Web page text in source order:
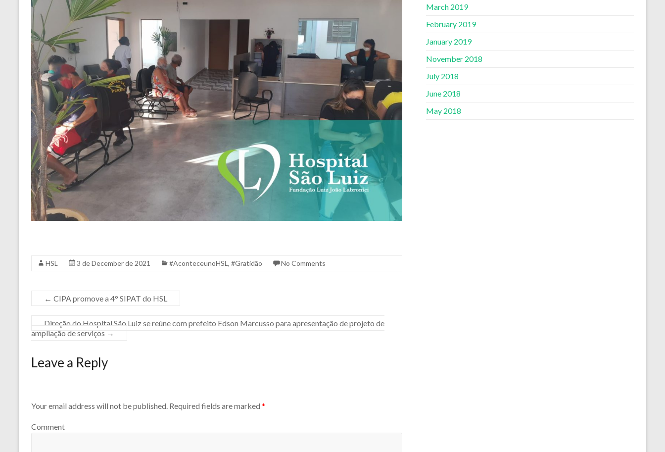
HSL 3 de December de 2021 #AconteceunoHSL , #Gratidão No Comments
← CIPA promove a 4° SIPAT do HSL
Direção do Hospital São Luiz se reúne com prefeito Edson Marcusso para apresentação de projeto de
ampliação de serviços →
Leave a Reply
Your email address will not be published. Required fields are marked *
Comment
March 2019
February 2019
January 2019
November 2018
July 2018
June 2018
May 2018